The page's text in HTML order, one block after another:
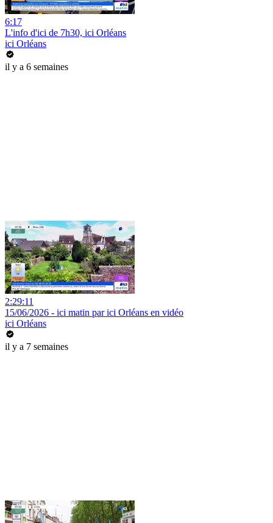
6:17
L'info d'ici de 7h30, ici Orléans
ici Orléans
il y a 6 semaines
2:29:11
15/06/2026 - ici matin par ici Orléans en vidéo
ici Orléans
il y a 7 semaines